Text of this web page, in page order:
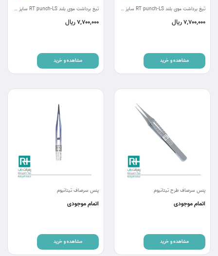
تيغ برداشت موی بلند RT punch-LS سایز 0.9mm
7,700,000ریال
مشاهده و خرید
تيغ برداشت موی بلند RT punch-LS سایز 1mm
7,700,000ریال
مشاهده و خرید
پنس سرصاف طرح تیتانیوم
اتمام موجودی
مشاهده و خرید
پنس سرصاف تیتانیوم
اتمام موجودی
مشاهده و خرید